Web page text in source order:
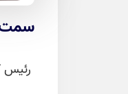
سمت
رئیس